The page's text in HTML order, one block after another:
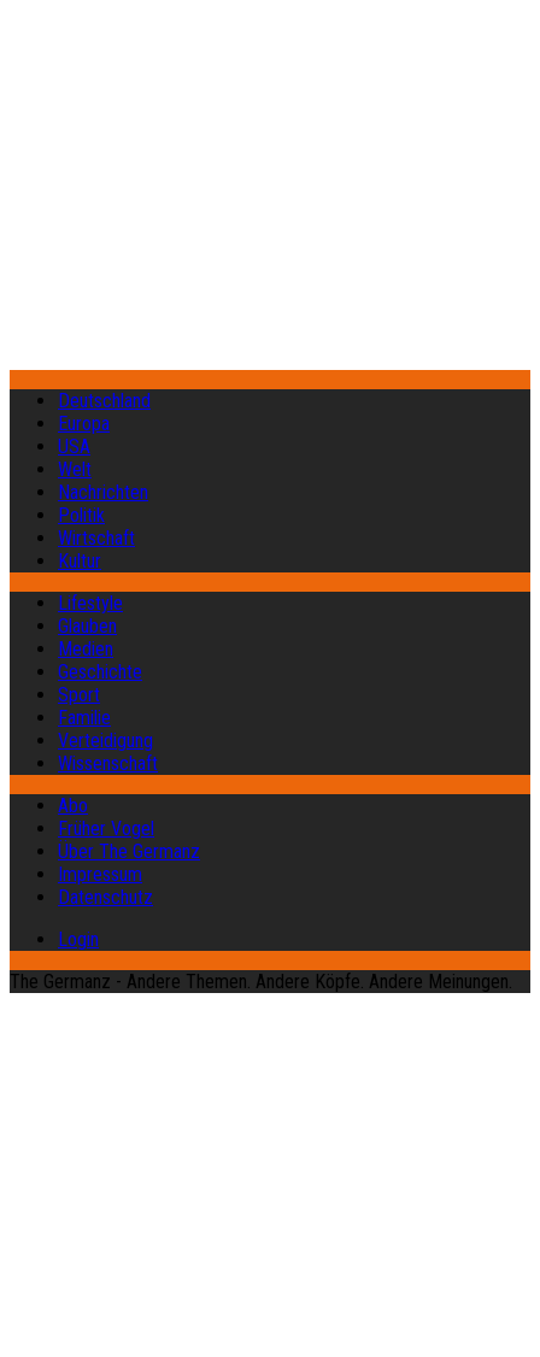
Deutschland
Europa
USA
Welt
Nachrichten
Politik
Wirtschaft
Kultur
Lifestyle
Glauben
Medien
Geschichte
Sport
Familie
Verteidigung
Wissenschaft
Abo
Früher Vogel
Über The Germanz
Impressum
Datenschutz
Login
The Germanz - Andere Themen. Andere Köpfe. Andere Meinungen.